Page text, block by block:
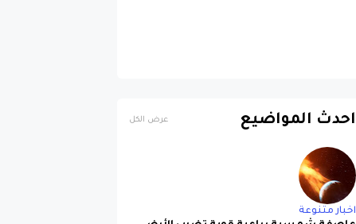
احدث المواضيع عرض الكل
اخبار متنوعة